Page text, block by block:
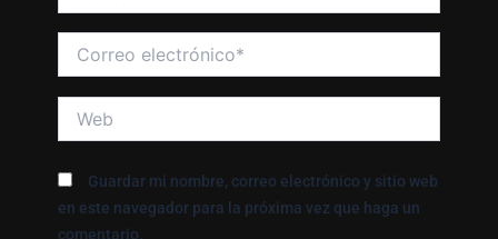
electrónico*
Guardar mi nombre, correo electrónico y sitio web
en este navegador para la próxima vez que haga un
comentario.